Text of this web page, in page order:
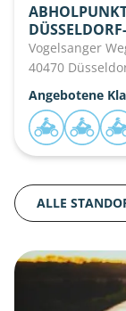
Vogelsanger
40470
Angebotene
ALLE